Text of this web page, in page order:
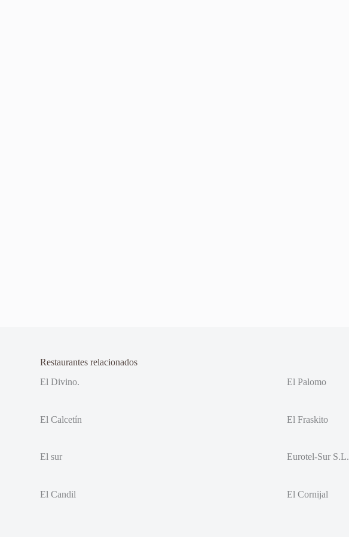
Restaurantes relacionados
El Divino.
El Palomo
El Calcetín El Fraskito
El sur Eurotel-Sur S.L.
El Candil El Cornijal